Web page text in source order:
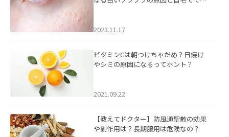
2023.11.17
ビタミンCは朝つけちゃだめ？日焼け
やシミの原因になるってホント？
2021.09.22
【教えてドクター】防風通聖散の効果
や副作用は？長期服用は危険なの？